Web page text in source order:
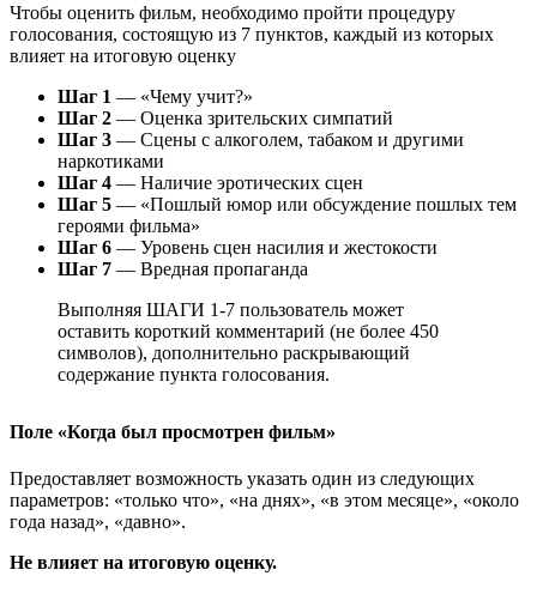
Чтобы оценить фильм, необходимо пройти процедуру
голосования, состоящую из 7 пунктов, каждый из которых
влияет на итоговую оценку
Шаг 1 — «Чему учит?»
Шаг 2 — Оценка зрительских симпатий
Шаг 3 — Сцены с алкоголем, табаком и другими
наркотиками
Шаг 4 — Наличие эротических сцен
Шаг 5 — «Пошлый юмор или обсуждение пошлых тем
героями фильма»
Шаг 6 — Уровень сцен насилия и жестокости
Шаг 7 — Вредная пропаганда
Выполняя ШАГИ 1-7 пользователь может
оставить короткий комментарий (не более 450
символов), дополнительно раскрывающий
содержание пункта голосования.
Поле «Когда был просмотрен фильм»
Предоставляет возможность указать один из следующих
параметров: «только что», «на днях», «в этом месяце», «около
года назад», «давно».
Не влияет на итоговую оценку.